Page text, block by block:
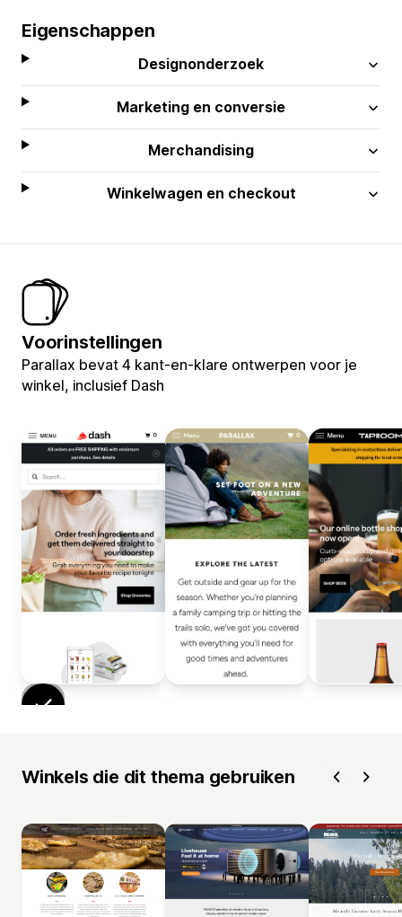
Eigenschappen
Designonderzoek
Marketing en conversie
Merchandising
Winkelwagen en checkout
Voorinstellingen
Parallax bevat 4 kant-en-klare ontwerpen voor je
winkel, inclusief Dash
Winkels die dit thema gebruiken